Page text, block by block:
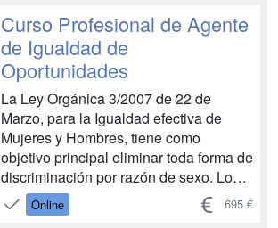
expresión de ideas y necesidades sin
generar conflictos, beneficiando tanto
las diná...
Curso Profesional de Agente
de Igualdad de
Oportunidades
La Ley Orgánica 3/2007 de 22 de
Marzo, para la Igualdad efectiva de
Mujeres y Hombres, tiene como
objetivo principal eliminar toda forma de
discriminación por razón de sexo. Lo
mismo sucede con los RD 901/2020 de
la regulación de los Planes de Igualdad
Online 695 €